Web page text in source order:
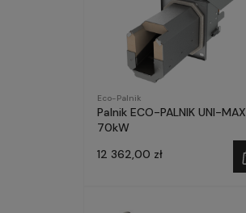
Eco-Palnik
Palnik ECO-PALNIK UNI-MAX
70kW
12 362,00 zł